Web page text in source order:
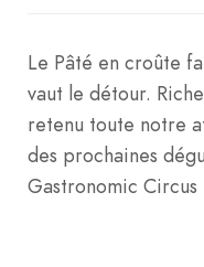
Le Pâté en croûte
vaut le détour.
retenu toute notre
des prochaines
Gastronomic Circus